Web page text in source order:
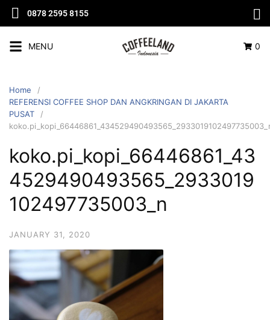
0878 2595 8155
MENU 0
Home
REFERENSI COFFEE SHOP DAN ANGKRINGAN DI JAKARTA
PUSAT
koko.pi_kopi_66446861_43
4529490493565_2933019
102497735003_n
JANUARY 31, 2020